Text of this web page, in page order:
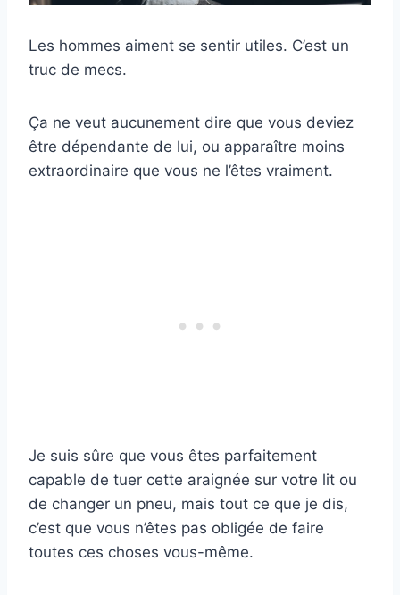
Les hommes aiment se sentir utiles. C’est un
truc de mecs.
Ça ne veut aucunement dire que vous deviez
être dépendante de lui, ou apparaître moins
extraordinaire que vous ne l’êtes vraiment.
Je suis sûre que vous êtes parfaitement
capable de tuer cette araignée sur votre lit ou
de changer un pneu, mais tout ce que je dis,
c’est que vous n’êtes pas obligée de faire
toutes ces choses vous-même.